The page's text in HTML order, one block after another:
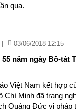
qua.
03/06/2018 12:15
năm ngày Bồ-tát
Việt Nam kết hợp
Chí Minh đã trang
Quảng Đức vị pháp